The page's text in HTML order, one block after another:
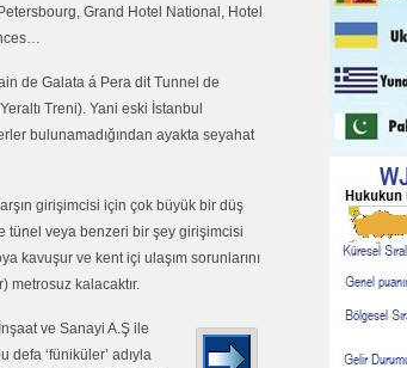
Grand Hotel National, Hotel
de Galata á Pera dit Tunnel de
Treni). Yani eski İstanbul
bulunamadığından ayakta seyahat
girişimcisi için çok büyük bir düş
tünel veya benzeri bir şey girişimcisi
kavuşur ve kent içi ulaşım sorunlarını
metrosuz kalacaktır.
ve Sanayi A.Ş ile
defa ‘füniküler’ adıyla